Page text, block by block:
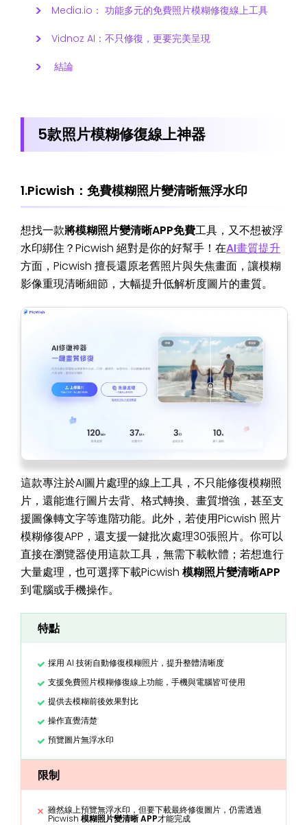
Media.io： 功能多元的免費照片模糊修復線上工具
Vidnoz AI：不只修復，更要完美呈現
結論
5款照片模糊修復線上神器
1.Picwish：免費模糊照片變清晰無浮水印
想找一款將模糊照片變清晰APP免費工具，又不想被浮
水印綁住？Picwish 絕對是你的好幫手！在AI畫質提升
方面，Picwish 擅長還原老舊照片與失焦畫面，讓模糊
影像重現清晰細節，大幅提升低解析度圖片的畫質。
這款專注於AI圖片處理的線上工具，不只能修復模糊照
片，還能進行圖片去背、格式轉換、畫質增強，甚至支
援圖像轉文字等進階功能。此外，若使用Picwish 照片
模糊修復APP，還支援一鍵批次處理30張照片。你可以
直接在瀏覽器使用這款工具，無需下載軟體；若想進行
大量處理，也可選擇下載Picwish 模糊照片變清晰APP
到電腦或手機操作。
特點
採用 AI 技術自動修復模糊照片，提升整體清晰度
支援免費照片模糊修復線上功能，手機與電腦皆可使用
提供去模糊前後效果對比
操作直覺清楚
預覽圖片無浮水印
限制
雖然線上預覽無浮水印，但要下載最終修復圖片，仍需透過
Picwish 模糊照片變清晰 APP才能完成